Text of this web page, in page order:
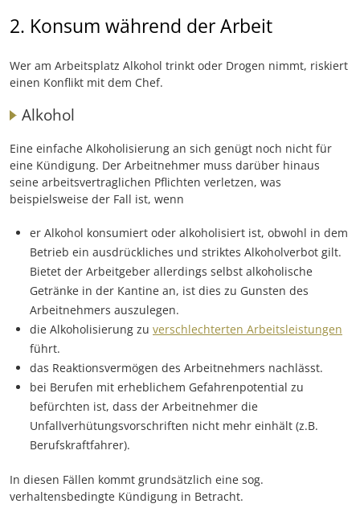
2. Konsum während der Arbeit
Wer am Arbeitsplatz Alkohol trinkt oder Drogen nimmt, riskiert
einen Konflikt mit dem Chef.
Alkohol
Eine einfache Alkoholisierung an sich genügt noch nicht für
eine Kündigung. Der Arbeitnehmer muss darüber hinaus
seine arbeitsvertraglichen Pflichten verletzen, was
beispielsweise der Fall ist, wenn
er Alkohol konsumiert oder alkoholisiert ist, obwohl in dem
Betrieb ein ausdrückliches und striktes Alkoholverbot gilt.
Bietet der Arbeitgeber allerdings selbst alkoholische
Getränke in der Kantine an, ist dies zu Gunsten des
Arbeitnehmers auszulegen.
die Alkoholisierung zu verschlechterten Arbeitsleistungen
führt.
das Reaktionsvermögen des Arbeitnehmers nachlässt.
bei Berufen mit erheblichem Gefahrenpotential zu
befürchten ist, dass der Arbeitnehmer die
Unfallverhütungsvorschriften nicht mehr einhält (z.B.
Berufskraftfahrer).
In diesen Fällen kommt grundsätzlich eine sog.
verhaltensbedingte Kündigung in Betracht.